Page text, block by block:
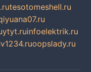
tesotomeshell.ru
ytyt.ruinfoelektrik.ru
oopslady.ru